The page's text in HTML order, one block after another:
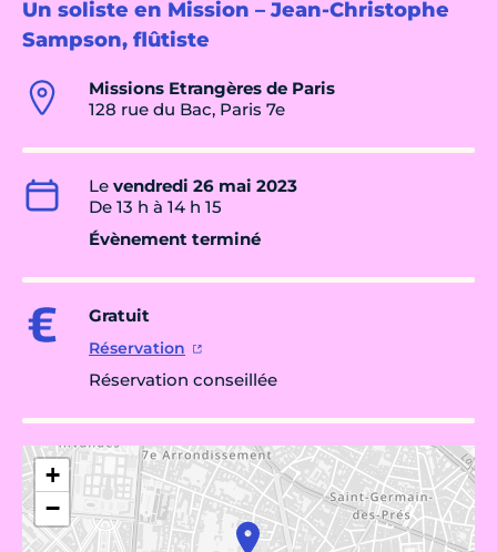
Un soliste en Mission – Jean-Christophe
Sampson, flûtiste
Missions Etrangères de Paris
128 rue du Bac, Paris 7e
Le vendredi 26 mai 2023
De 13 h à 14 h 15
Évènement terminé
Gratuit
Réservation
Réservation conseillée
+
−